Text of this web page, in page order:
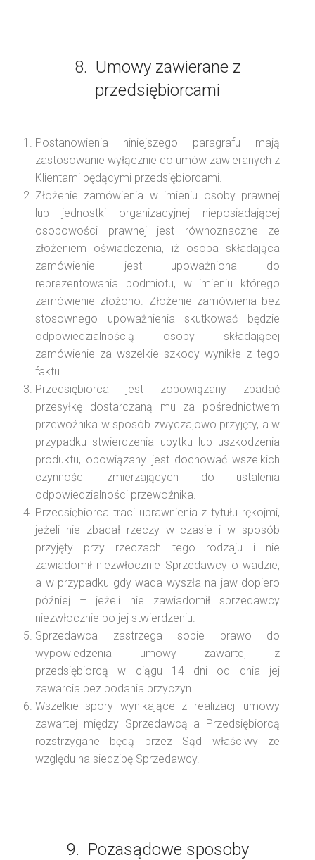
8. Umowy zawierane z
przedsiębiorcami
Postanowienia niniejszego paragrafu mają
zastosowanie wyłącznie do umów zawieranych z
Klientami będącymi przedsiębiorcami.
Złożenie zamówienia w imieniu osoby prawnej
lub jednostki organizacyjnej nieposiadającej
osobowości prawnej jest równoznaczne ze
złożeniem oświadczenia, iż osoba składająca
zamówienie jest upoważniona do
reprezentowania podmiotu, w imieniu którego
zamówienie złożono. Złożenie zamówienia bez
stosownego upoważnienia skutkować będzie
odpowiedzialnością osoby składającej
zamówienie za wszelkie szkody wynikłe z tego
faktu.
Przedsiębiorca jest zobowiązany zbadać
przesyłkę dostarczaną mu za pośrednictwem
przewoźnika w sposób zwyczajowo przyjęty, a w
przypadku stwierdzenia ubytku lub uszkodzenia
produktu, obowiązany jest dochować wszelkich
czynności zmierzających do ustalenia
odpowiedzialności przewoźnika.
Przedsiębiorca traci uprawnienia z tytułu rękojmi,
jeżeli nie zbadał rzeczy w czasie i w sposób
przyjęty przy rzeczach tego rodzaju i nie
zawiadomił niezwłocznie Sprzedawcy o wadzie,
a w przypadku gdy wada wyszła na jaw dopiero
później – jeżeli nie zawiadomił sprzedawcy
niezwłocznie po jej stwierdzeniu.
Sprzedawca zastrzega sobie prawo do
wypowiedzenia umowy zawartej z
przedsiębiorcą w ciągu 14 dni od dnia jej
zawarcia bez podania przyczyn.
Wszelkie spory wynikające z realizacji umowy
zawartej między Sprzedawcą a Przedsiębiorcą
rozstrzygane będą przez Sąd właściwy ze
względu na siedzibę Sprzedawcy.
9. Pozasądowe sposoby